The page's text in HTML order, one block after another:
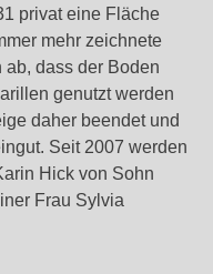
privat eine Fläche
mehr zeichnete
dass der Boden
genutzt werden
daher beendet und
Seit 2007 werden
Hick von Sohn
Frau Sylvia